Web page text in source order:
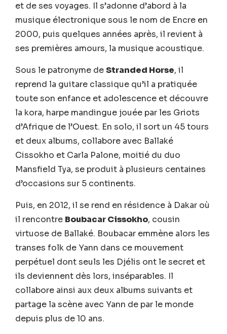
et de ses voyages. Il s’adonne d’abord à la
musique électronique sous le nom de Encre en
2000, puis quelques années après, il revient à
ses premières amours, la musique acoustique.
Sous le patronyme deStranded Horse, il
reprend la guitare classique qu’il a pratiquée
toute son enfance et adolescence et découvre
la kora, harpe mandingue jouée par les Griots
d’Afrique de l’Ouest. En solo, il sort un 45 tours
et deux albums, collabore avec Ballaké
Cissokho et Carla Palone, moitié du duo
Mansfield Tya, se produit à plusieurs centaines
d’occasions sur 5 continents.
Puis, en 2012, il se rend en résidence à Dakar où
il rencontre Boubacar Cissokho, cousin
virtuose de Ballaké. Boubacar emmène alors les
transes folk de Yann dans ce mouvement
perpétuel dont seuls les Djélis ont le secret et
ils deviennent dès lors, inséparables. Il
collabore ainsi aux deux albums suivants et
partage la scène avec Yann de par le monde
depuis plus de 10 ans.